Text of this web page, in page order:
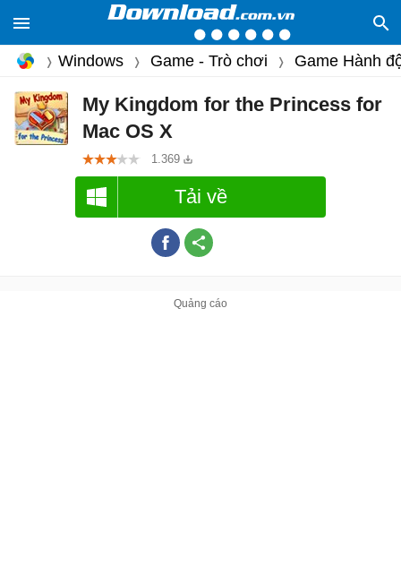
Windows Game - Trò chơi Game Hành
My Kingdom for the Princess for
Mac OS X
1.369
Tải về